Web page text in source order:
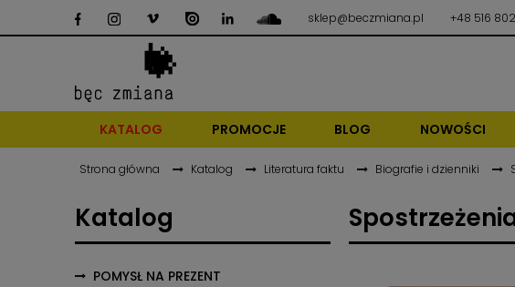
sklep@beczmiana.pl +48 516
KATALOG PROMOCJE BLOG NOWOŚCI
Strona główna Katalog Literatura faktu Biografie i dzienniki
Katalog
POMYSŁ NA PREZENT